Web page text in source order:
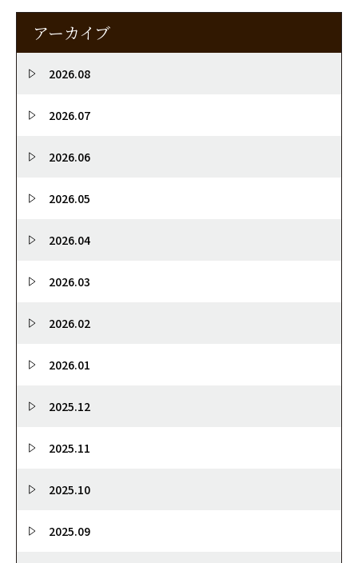
アーカイブ
2026.08
2026.07
2026.06
2026.05
2026.04
2026.03
2026.02
2026.01
2025.12
2025.11
2025.10
2025.09